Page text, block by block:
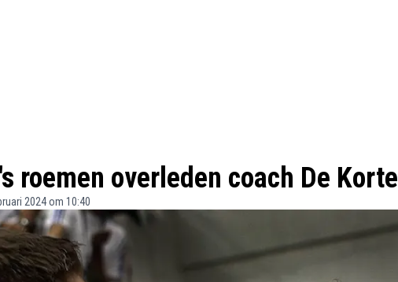
roemen overleden coach De Korte
2024 om 10:40